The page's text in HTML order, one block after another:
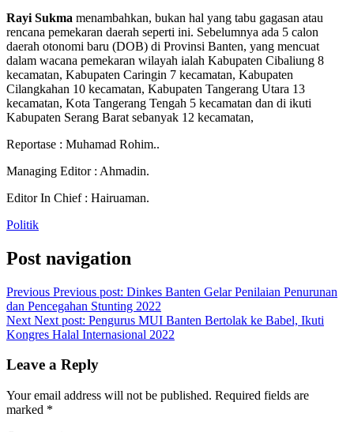
Rayi Sukma menambahkan, bukan hal yang tabu gagasan atau
rencana pemekaran daerah seperti ini. Sebelumnya ada 5 calon
daerah otonomi baru (DOB) di Provinsi Banten, yang mencuat
dalam wacana pemekaran wilayah ialah Kabupaten Cibaliung 8
kecamatan, Kabupaten Caringin 7 kecamatan, Kabupaten
Cilangkahan 10 kecamatan, Kabupaten Tangerang Utara 13
kecamatan, Kota Tangerang Tengah 5 kecamatan dan di ikuti
Kabupaten Serang Barat sebanyak 12 kecamatan,
Reportase : Muhamad Rohim..
Managing Editor : Ahmadin.
Editor In Chief : Hairuaman.
Politik
Post navigation
Previous Previous post: Dinkes Banten Gelar Penilaian Penurunan
dan Pencegahan Stunting 2022
Next Next post: Pengurus MUI Banten Bertolak ke Babel, Ikuti
Kongres Halal Internasional 2022
Leave a Reply
Your email address will not be published. Required fields are
marked *